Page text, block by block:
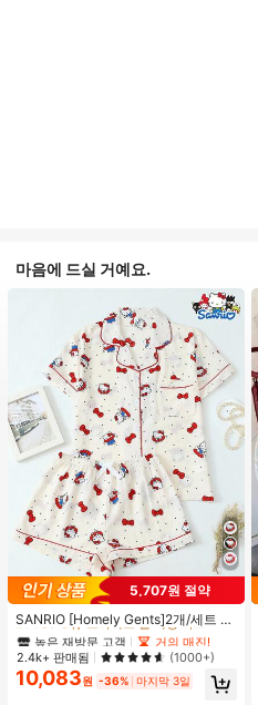
마음에 드실 거예요.
5,707원 절약
SANRIO [Homely Gents]2개/세트 여
성 프린트 라펠 반팔 버튼 포켓 상의
및 보우 반바지 잠옷 세트, 캐주얼 홈
웨어, 봄/여름에 적합
#1 TOP 3위
프라이드 월 여성 파자마 세트
높은 재방문 고객
거의 매진!
#1 TOP 3위
프라이드 월 여성 파자마 세트
높은 재방문 고객
거의 매진!
#1 TOP 3위
프라이드 월 여성 파자마 세트
높은 재방문 고객
거의 매진!
#1 TOP 3위
프라이드 월 여성 파자마 세트
높은 재방문 고객
거의 매진!
2.4k+ 판매됨 (1000+)
10,083원 -36% 마지막 3일